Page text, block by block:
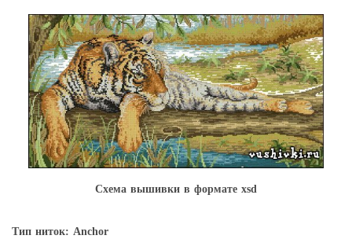
Схема вышивки в форматe xsd
Тип ниток: Anchor